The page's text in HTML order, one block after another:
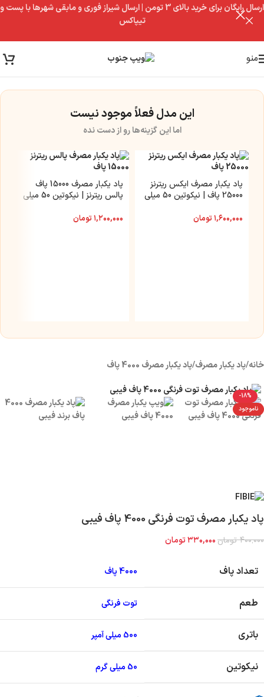
ارسال رایگان برای خرید بالای 3 تومن | ارسال شیراز فوری و مابقی شهرها با پست و
تیپاکس
منو
این مدل فعلاً موجود نیست
اما این گزینه‌ها رو از دست نده
پاد یکبار مصرف ایکس ریترنز
25000 پاف | نیکوتین 50 میلی
۱,۶۰۰,۰۰۰ تومان
پاد یکبار مصرف 15000 پاف
پالس ریترنز | نیکوتین 50 میلی
۱,۲۰۰,۰۰۰ تومان
خانه/پاد یکبار مصرف/پاد یکبار مصرف 4000 پاف
-18%
ناموجود
پاد یکبار مصرف توت فرنگی 4000 پاف فیبی
۴۰۰,۰۰۰ تومان۳۳۰,۰۰۰تومان
تعداد پاف 4000 پاف
طعم توت فرنگی
باتری 500 میلی آمپر
نیکوتین 50 میلی گرم